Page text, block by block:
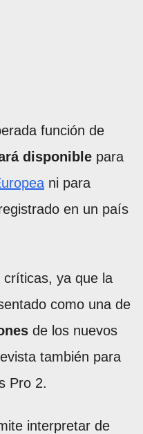
función de
disponible para
ni para
en un país
ya que la
como una de
de los nuevos
también para
Pro 2.
interpretar de